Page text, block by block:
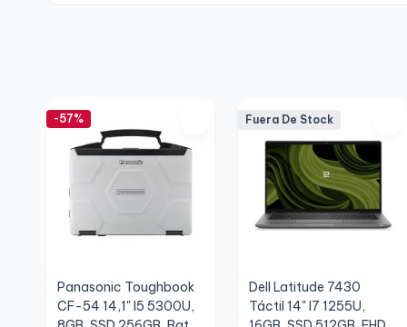
-57%
Panasonic Toughbook
CF-54 14,1" I5 5300U,
Fuera De Stock
Dell Latitude 7430
Táctil 14" I7 1255U,